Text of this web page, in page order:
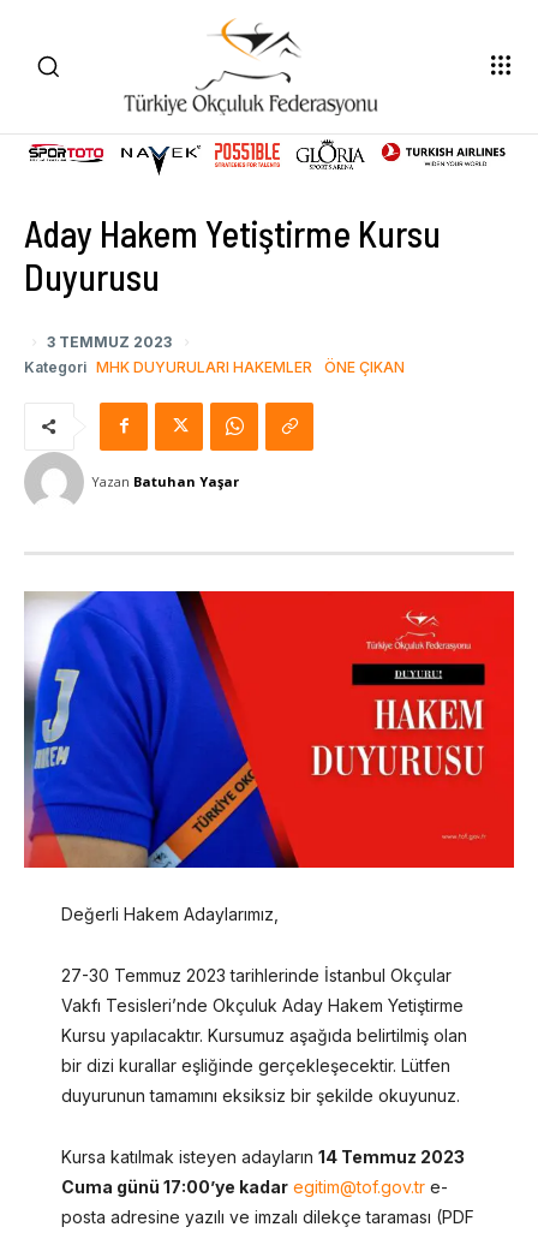
Aday Hakem Yetiştirme Kursu
Duyurusu
3 TEMMUZ 2023
Kategori MHK DUYURULARI HAKEMLER ÖNE ÇIKAN
Yazan Batuhan Yaşar
Değerli Hakem Adaylarımız,
27-30 Temmuz 2023 tarihlerinde İstanbul Okçular
Vakfı Tesisleri’nde Okçuluk Aday Hakem Yetiştirme
Kursu yapılacaktır. Kursumuz aşağıda belirtilmiş olan
bir dizi kurallar eşliğinde gerçekleşecektir. Lütfen
duyurunun tamamını eksiksiz bir şekilde okuyunuz.
Kursa katılmak isteyen adayların 14 Temmuz 2023
Cuma günü 17:00’ye kadar egitim@tof.gov.tre-
posta adresine yazılı ve imzalı dilekçe taraması (PDF